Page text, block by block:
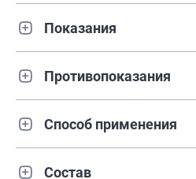
Показания
Противопоказания
Способ применения
Состав